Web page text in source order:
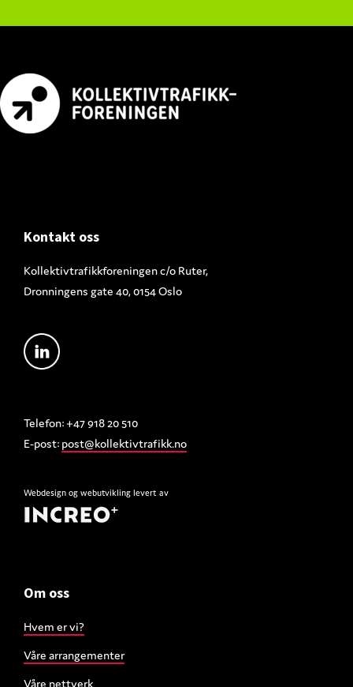
Footer
Kontakt oss
Kollektivtrafikkforeningen c/o Ruter,
Dronningens gate 40, 0154 Oslo
Telefon: +47 918 20 510
E-post: post@kollektivtrafikk.no
Webdesign og webutvikling levert av
Om oss
Hvem er vi?
Våre arrangementer
Våre nettverk